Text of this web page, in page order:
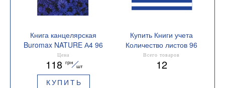
Книга канцелярская
Buromax NATURE А4 96
л клетка офсет твердая
лам обложка ассорти
BM.2400i
Цена
118 грн
шт
КУПИТЬ
Купить Книги учета
Количество листов 96
Всего товаров
12